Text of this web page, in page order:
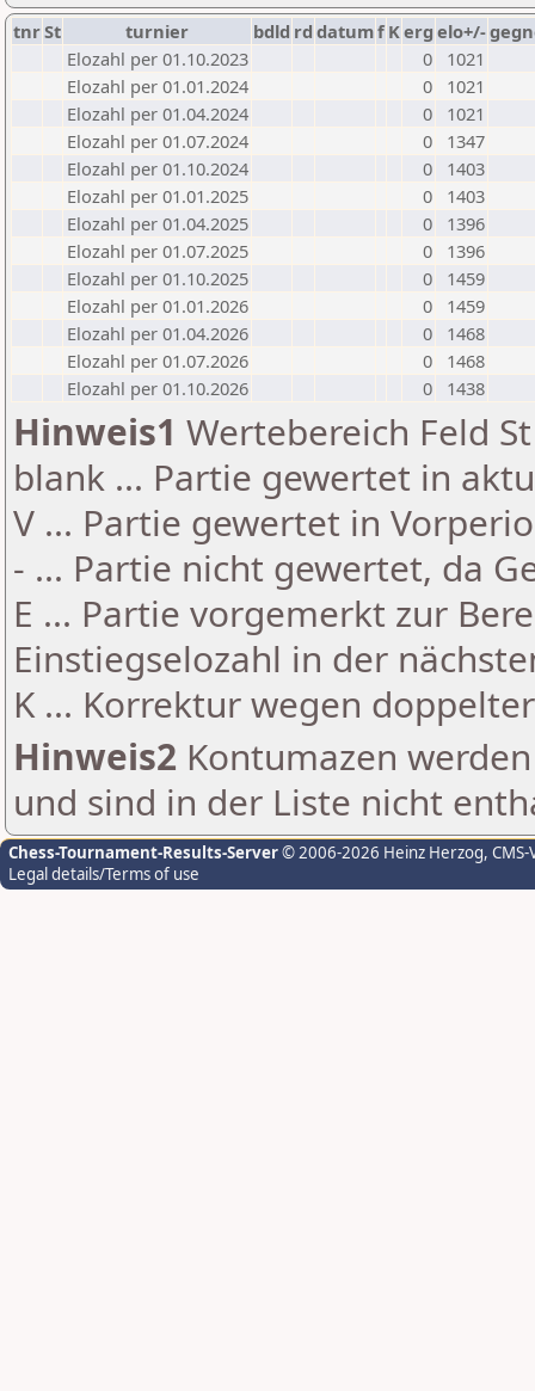
tnrSt turnier bdld rd datumf Kerg elo+/-
Elozahl per 01.10.2023
0
1021
Elozahl per 01.01.2024
0
1021
Elozahl per 01.04.2024
0
1021
Elozahl per 01.07.2024
0
1347
Elozahl per 01.10.2024
0
1403
Elozahl per 01.01.2025
0
1403
Elozahl per 01.04.2025
0
1396
Elozahl per 01.07.2025
0
1396
Elozahl per 01.10.2025
0
1459
Elozahl per 01.01.2026
0
1459
Elozahl per 01.04.2026
0
1468
Elozahl per 01.07.2026
0
1468
Elozahl per 01.10.2026
0 1438
Hinweis1 Wertebereich Feld
blank ... Partie gewertet in
V ... Partie gewertet in
- ... Partie nicht gewertet, da
E ... Partie vorgemerkt zur
Einstiegselozahl in der
K ... Korrektur wegen
Hinweis2 Kontumazen
und sind in der Liste nicht
Chess-Tournament-Results-Server© 2006-2026 Heinz Herzog,
Legal details/Terms of use